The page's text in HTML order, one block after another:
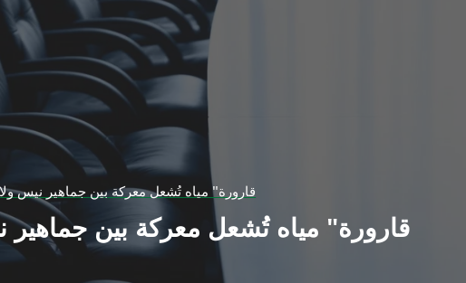
"قارورة" مياه تُشعل معركة بين جماهير نيس
"قارورة" مياه تُشعل معركة بين جماهير